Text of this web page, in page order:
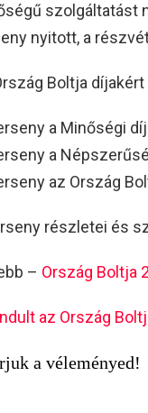
szolgáltatást
nyitott, a
Boltja
a Minőségi
a
az Ország
részletei és
– Ország Boltja
az Ország
a véleményed!